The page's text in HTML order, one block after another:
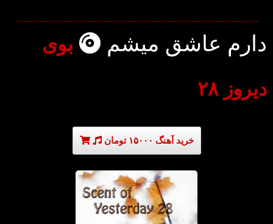
دارم عاشق میشم بوی
دیروز ۲۸
خرید آهنگ ۱۵۰۰۰ تومان